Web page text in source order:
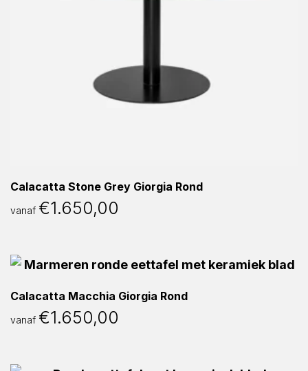
Calacatta Stone Grey Giorgia Rond
vanaf €1.650,00
Calacatta Macchia Giorgia Rond
vanaf €1.650,00